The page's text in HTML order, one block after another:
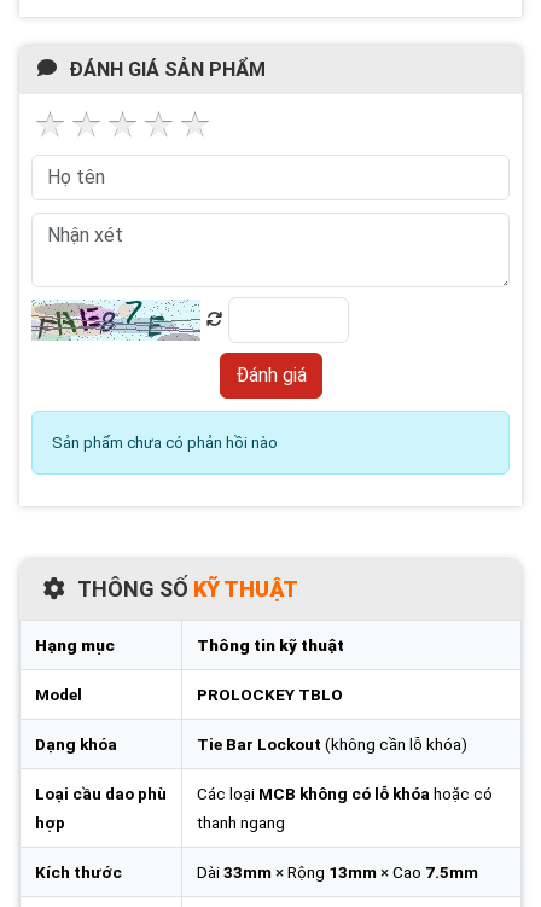
ĐÁNH GIÁ SẢN PHẨM
Sản phẩm chưa có phản hồi nào
THÔNG SỐ KỸ THUẬT
Hạng mục Thông tin kỹ thuật
Model PROLOCKEY TBLO
Dạng khóa Tie Bar Lockout (không cần lỗ khóa)
Loại cầu dao phù
hợp
Các loại MCB không có lỗ khóa hoặc có
thanh ngang
Kích thước Dài33mm× Rộng 13mm× Cao 7.5mm